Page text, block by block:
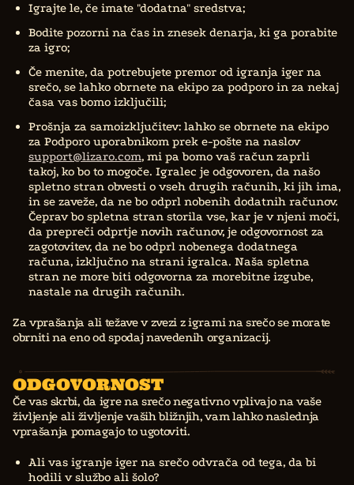
Igrajte le, če imate "dodatna" sredstva;
Bodite pozorni na čas in znesek denarja, ki ga porabite
za igro;
Če menite, da potrebujete premor od igranja iger na
srečo, se lahko obrnete na ekipo za podporo in za nekaj
časa vas bomo izključili;
Prošnja za samoizključitev: lahko se obrnete na ekipo
za Podporo uporabnikom prek e-pošte na naslov
support@lizaro.com, mi pa bomo vaš račun zaprli
takoj, ko bo to mogoče. Igralec je odgovoren, da našo
spletno stran obvesti o vseh drugih računih, ki jih ima,
in se zaveže, da ne bo odprl nobenih dodatnih računov.
Čeprav bo spletna stran storila vse, kar je v njeni moči,
da prepreči odprtje novih računov, je odgovornost za
zagotovitev, da ne bo odprl nobenega dodatnega
računa, izključno na strani igralca. Naša spletna
stran ne more biti odgovorna za morebitne izgube,
nastale na drugih računih.
Za vprašanja ali težave v zvezi z igrami na srečo se morate
obrniti na eno od spodaj navedenih organizacij.
ODGOVORNOST
Če vas skrbi, da igre na srečo negativno vplivajo na vaše
življenje ali življenje vaših bližnjih, vam lahko naslednja
vprašanja pomagajo to ugotoviti.
Ali vas igranje iger na srečo odvrača od tega, da bi
hodili v službo ali šolo?